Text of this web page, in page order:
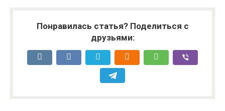
Понравилась статья? Поделиться с
друзьями: